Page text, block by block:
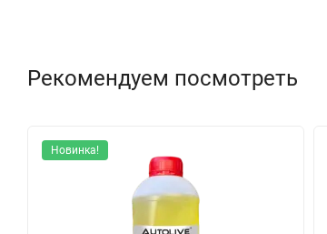
Рекомендуем посмотреть
Новинка!